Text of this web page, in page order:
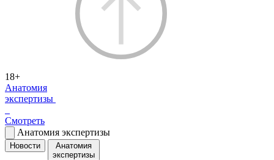
18+
Анатомия
экспертизы
Смотреть
Анатомия экспертизы
Новости
Анатомия
экспертизы